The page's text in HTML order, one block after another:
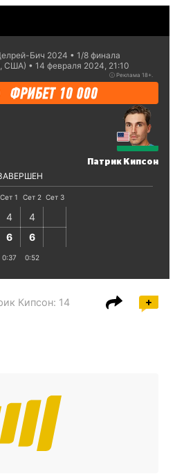
Бич 2024
1/8 финaла
США)
14 февраля 2024, 21:10
ⓘ Реклама 18+.
Патрик Кипсон
Сет 1 Сет 2 Сет 3
4 4
6 6
0:37 0:52
Кипсон: 14